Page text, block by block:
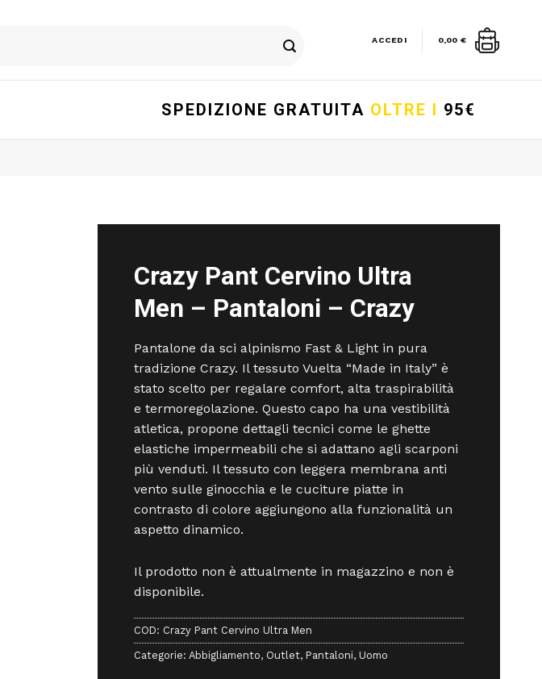
ACCEDI 0,00 €
SPEDIZIONE GRATUITA OLTRE I 95€
Crazy Pant Cervino Ultra
Men – Pantaloni – Crazy
Pantalone da sci alpinismo Fast & Light in pura
tradizione Crazy. Il tessuto Vuelta “Made in Italy” è
stato scelto per regalare comfort, alta traspirabilità
e termoregolazione. Questo capo ha una vestibilità
atletica, propone dettagli tecnici come le ghette
elastiche impermeabili che si adattano agli scarponi
più venduti. Il tessuto con leggera membrana anti
vento sulle ginocchia e le cuciture piatte in
contrasto di colore aggiungono alla funzionalità un
aspetto dinamico.
Il prodotto non è attualmente in magazzino e non è
disponibile.
COD: Crazy Pant Cervino Ultra Men
Categorie: Abbigliamento, Outlet, Pantaloni, Uomo